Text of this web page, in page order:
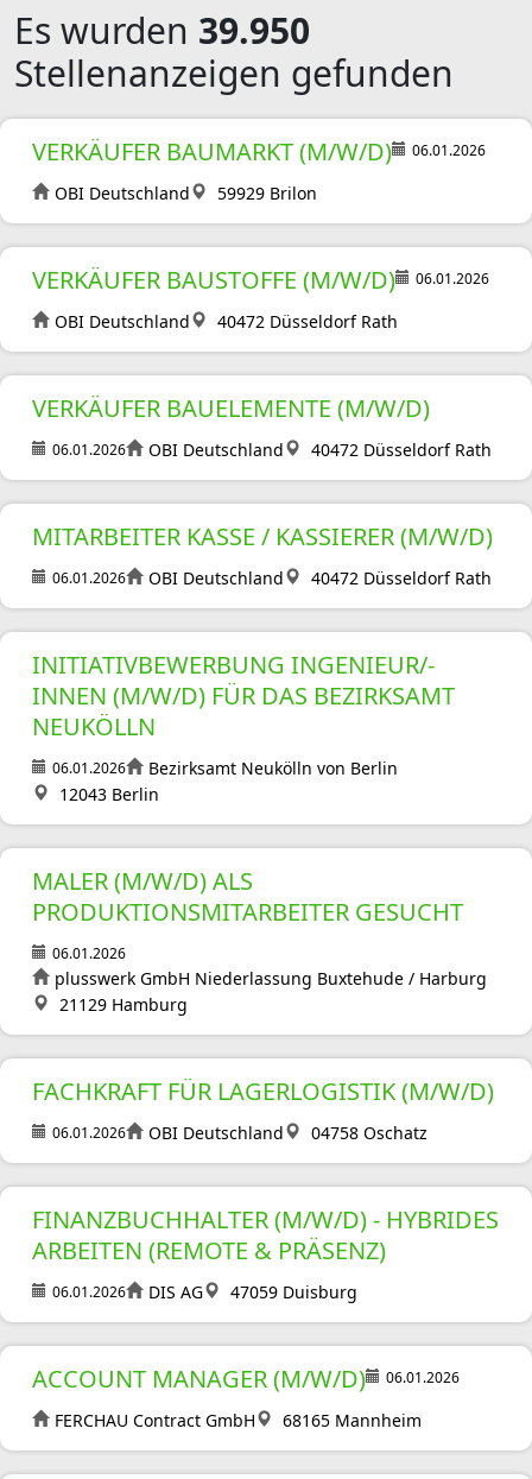
Es wurden 39.950
Stellenanzeigen gefunden
VERKÄUFER BAUMARKT (M/W/D) 06.01.2026
OBI Deutschland 59929 Brilon
VERKÄUFER BAUSTOFFE (M/W/D) 06.01.2026
OBI Deutschland 40472 Düsseldorf Rath
VERKÄUFER BAUELEMENTE (M/W/D)
06.01.2026 OBI Deutschland 40472 Düsseldorf Rath
MITARBEITER KASSE / KASSIERER (M/W/D)
06.01.2026 OBI Deutschland 40472 Düsseldorf Rath
INITIATIVBEWERBUNG INGENIEUR/-
INNEN (M/W/D) FÜR DAS BEZIRKSAMT
NEUKÖLLN
06.01.2026
Bezirksamt Neukölln von Berlin
12043 Berlin
MALER (M/W/D) ALS
PRODUKTIONSMITARBEITER GESUCHT
06.01.2026
plusswerk GmbH Niederlassung Buxtehude / Harburg
21129 Hamburg
FACHKRAFT FÜR LAGERLOGISTIK (M/W/D)
06.01.2026 OBI Deutschland 04758 Oschatz
FINANZBUCHHALTER (M/W/D) - HYBRIDES
ARBEITEN (REMOTE & PRÄSENZ)
06.01.2026 DIS AG 47059 Duisburg
ACCOUNT MANAGER (M/W/D) 06.01.2026
FERCHAU Contract GmbH 68165 Mannheim